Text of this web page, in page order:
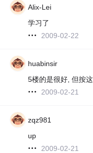
Alix-Lei
学习了
2009-02-22
huabinsir
5楼的是很好, 但按
2009-02-21
zqz981
up
2009-02-21